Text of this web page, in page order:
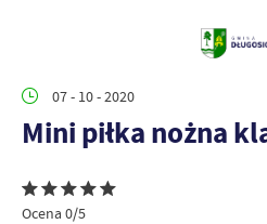
07 - 10 - 2020
Mini piłka nożna
Ocena 0/5